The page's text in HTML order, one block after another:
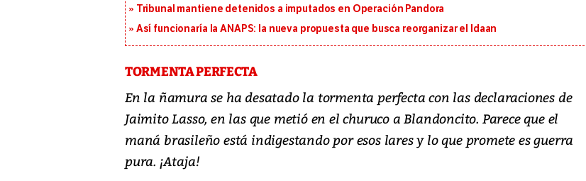
Tribunal mantiene detenidos a imputados en Operación Pandora
Así funcionaría la ANAPS: la nueva propuesta que busca reorganizar el Idaan
TORMENTA PERFECTA
En la ñamura se ha desatado la tormenta perfecta con las declaraciones de
Jaimito Lasso, en las que metió en el churuco a Blandoncito. Parece que el
maná brasileño está indigestando por esos lares y lo que promete es guerra
pura. ¡Ataja!